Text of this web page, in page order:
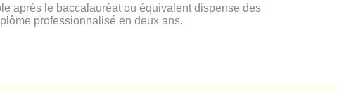
après le baccalauréat ou équivalent dispense des
professionnalisé en deux ans.